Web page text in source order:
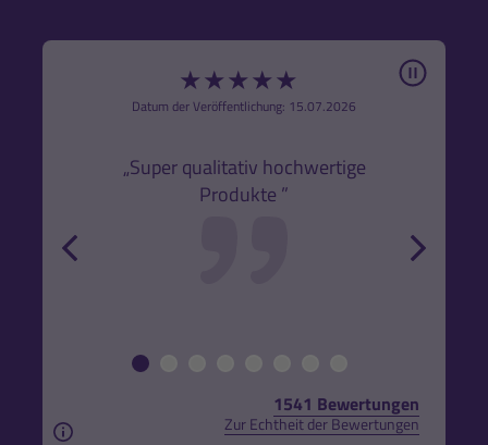
★★★★★
Datum der Veröffentlichung: 15.07.2026
„Super qualitativ hochwertige
Produkte ”
Pause
1541 Bewertungen
Zur Echtheit der Bewertungen
Aus rechtlichen Gründen weisen wir darauf hin,